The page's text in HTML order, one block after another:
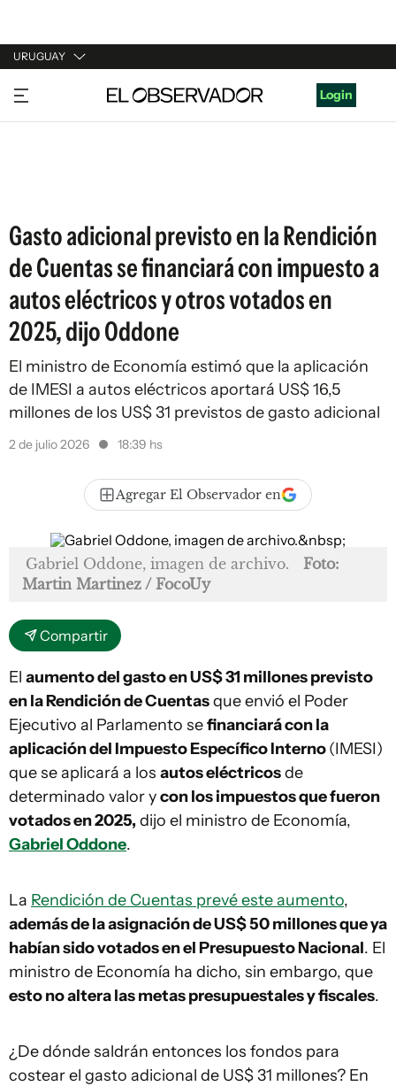
URUGUAY
URUGUAY
ARGENTINA
Login
Gasto adicional previsto en la Rendición
de Cuentas se financiará con impuesto a
autos eléctricos y otros votados en
2025, dijo Oddone
El ministro de Economía estimó que la aplicación
de IMESI a autos eléctricos aportará US$ 16,5
millones de los US$ 31 previstos de gasto adicional
2 de julio 2026 18:39 hs
Agregar El Observador en
Gabriel Oddone, imagen de archivo.
Foto:
Martin Martinez / FocoUy
Compartir
El aumento del gasto en US$ 31 millones previsto
en la Rendición de Cuentasque envió el Poder
Ejecutivo al Parlamento sefinanciará con la
aplicación del Impuesto Específico Interno(IMESI)
que se aplicará a los autos eléctricosde
determinado valor ycon los impuestos que fueron
votados en 2025, dijo el ministro de Economía,
Gabriel Oddone.
La Rendición de Cuentas prevé este aumento,
además de la asignación de US$ 50 millones que ya
habían sido votados en el Presupuesto Nacional. El
ministro de Economía ha dicho, sin embargo, que
esto no altera las metas presupuestales y fiscales.
¿De dónde saldrán entonces los fondos para
costear el gasto adicional de US$ 31 millones? En